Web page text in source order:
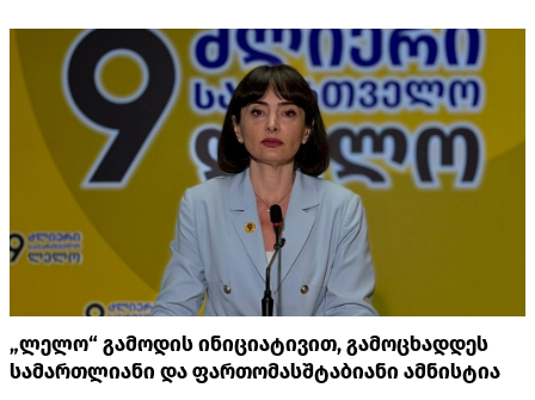
„ლელო“ გამოდის ინიციატივით, გამოცხადდეს
სამართლიანი და ფართომასშტაბიანი ამნისტია